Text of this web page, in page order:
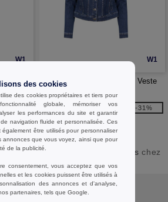
W1
Veste
-24%
W1
AWDIS SO DENIM SD065 - Veste
en jean Olivia
28,99 €
42,10 €
-31%
AWDIS SO DENIM Basiques chez
Needen Belgique
des cookies
des cookies propriétaires et tiers pour
globale, mémoriser vos
les performances du site et garantir
navigation fluide et personnalisée. Ces
également être utilisés pour personnaliser
annonces que vous voyez, ainsi que pour
de la publicité.
consentement, vous acceptez que vos
et les cookies puissent être utilisés à
des annonces et d'analyse,
partenaires, tels que Google.